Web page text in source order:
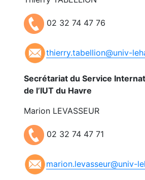
02 32 74 47 76
thierry.tabellion@univ-
Secrétariat du Service
de l’IUT du Havre
Marion LEVASSEUR
02 32 74 47 71
marion.levasseur@univ-